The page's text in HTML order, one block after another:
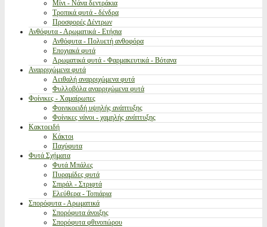
Μίνι - Νάνα δεντράκια
Τροπικά φυτά - δένδρα
Προσφορές Δέντρων
Ανθόφυτα - Αρωματικά - Ετήσια
Ανθόφυτα - Πολυετή ανθοφόρα
Εποχιακά φυτά
Αρωματικά φυτά - Φαρμακευτικά - Βότανα
Αναρριχώμενα φυτά
Αειθαλή αναρριχώμενα φυτά
Φυλλοβόλα αναρριχώμενα φυτά
Φοίνικες - Χαμαίρωπες
Φοινικοειδή υψηλής ανάπτυξης
Φοίνικες νάνοι - χαμηλής ανάπτυξης
Κακτοειδή
Κάκτοι
Παχύφυτα
Φυτά Σχήματα
Φυτά Μπάλες
Πυραμίδες φυτά
Σπιράλ - Στριφτά
Ελεύθερα - Τοπιάρια
Σπορόφυτα - Αρωματικά
Σπορόφυτα άνοιξης
Σπορόφυτα φθινοπώρου